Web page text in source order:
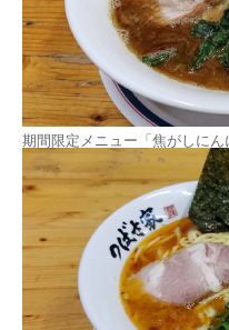
期間限定メニュー「焦がしにん